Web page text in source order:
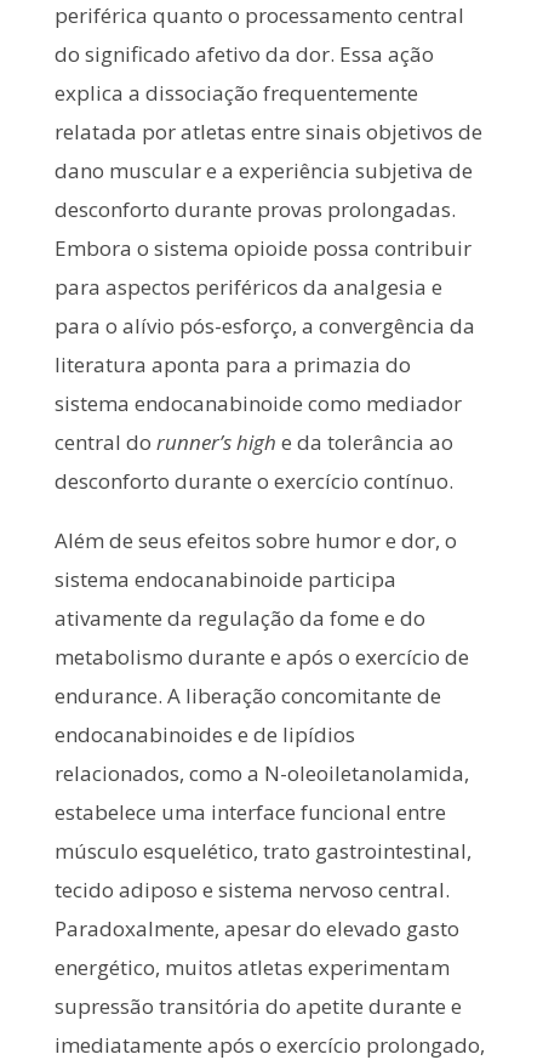
periférica quanto o processamento central
do significado afetivo da dor. Essa ação
explica a dissociação frequentemente
relatada por atletas entre sinais objetivos de
dano muscular e a experiência subjetiva de
desconforto durante provas prolongadas.
Embora o sistema opioide possa contribuir
para aspectos periféricos da analgesia e
para o alívio pós-esforço, a convergência da
literatura aponta para a primazia do
sistema endocanabinoide como mediador
central do runner’s high e da tolerância ao
desconforto durante o exercício contínuo.
Além de seus efeitos sobre humor e dor, o
sistema endocanabinoide participa
ativamente da regulação da fome e do
metabolismo durante e após o exercício de
endurance. A liberação concomitante de
endocanabinoides e de lipídios
relacionados, como a N-oleoiletanolamida,
estabelece uma interface funcional entre
músculo esquelético, trato gastrointestinal,
tecido adiposo e sistema nervoso central.
Paradoxalmente, apesar do elevado gasto
energético, muitos atletas experimentam
supressão transitória do apetite durante e
imediatamente após o exercício prolongado,